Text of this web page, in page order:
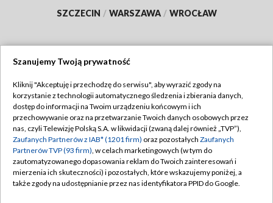
SZCZECIN / WARSZAWA / WROCŁAW
TVP
Abonament TVP
Emisja w TVP
Centrum informacji TVP
Naziemna Telewizja Cyfrowa
Regulamin TVP
Polityka prywatności
Moje zgody
Pomoc
Szanujemy Twoją prywatność
Kliknij "Akceptuję i przechodzę do serwisu", aby wyrazić zgody na
korzystanie z technologii automatycznego śledzenia i zbierania danych,
dostęp do informacji na Twoim urządzeniu końcowym i ich
przechowywanie oraz na przetwarzanie Twoich danych osobowych przez
nas, czyli Telewizję Polską S.A. w likwidacji (zwaną dalej również „TVP”),
Zaufanych Partnerów z IAB* (1201 firm) oraz pozostałych Zaufanych
Partnerów TVP (93 firm), w celach marketingowych (w tym do
zautomatyzowanego dopasowania reklam do Twoich zainteresowań i
mierzenia ich skuteczności) i pozostałych, które wskazujemy poniżej, a
także zgody na udostępnianie przez nas identyfikatora PPID do Google.